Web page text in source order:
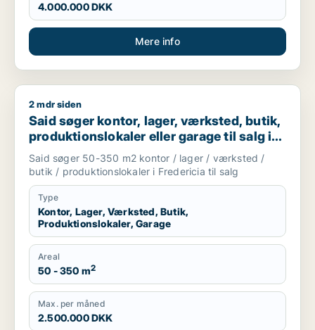
4.000.000 DKK
Mere info
Said søger kontor, lager, værksted, butik,
2 mdr siden
Said søger kontor, lager, værksted, butik,
produktionslokaler eller garage til salg i
Fredericia
Said søger 50-350 m2 kontor / lager / værksted /
butik / produktionslokaler i Fredericia til salg
Type
Kontor, Lager, Værksted, Butik,
Produktionslokaler, Garage
Areal
50 - 350 m2
Max. per måned
2.500.000 DKK